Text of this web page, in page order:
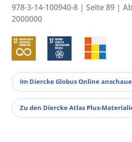
978-3-14-100940-8 | Seite 89 |
2000000
Im Diercke Globus Online
Zu den Diercke Atlas Plus-